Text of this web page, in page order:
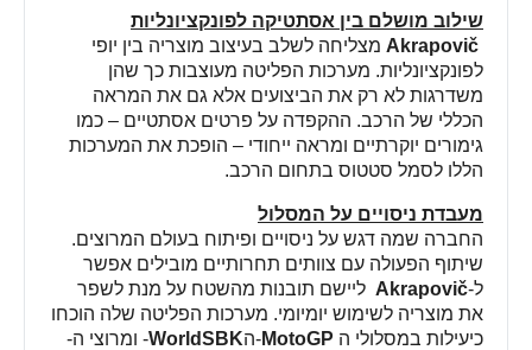
שילוב מושלם בין אסתטיקה לפונקציונליות
Akrapovič מצליחה לשלב בעיצוב מוצריה בין יופי
לפונקציונליות. מערכות הפליטה מעוצבות כך שהן
משדרגות לא רק את הביצועים אלא גם את המראה
הכללי של הרכב. ההקפדה על פרטים אסתטיים – כמו
גימורים יוקרתיים ומראה ייחודי – הופכת את המערכות
הללו לסמל סטטוס בתחום הרכב.
מעבדת ניסויים על המסלול
החברה שמה דגש על ניסויים ופיתוח בעולם המרוצים.
שיתוף הפעולה עם צוותים תחרותיים מובילים אפשר
ל-Akrapovič ליישם תובנות מהשטח על מנת לשפר
את מוצריה לשימוש יומיומי. מערכות הפליטה שלה הוכחו
כיעילות במסלולי ה MotoGP
-הWorldSBK
- ומרוצי ה-